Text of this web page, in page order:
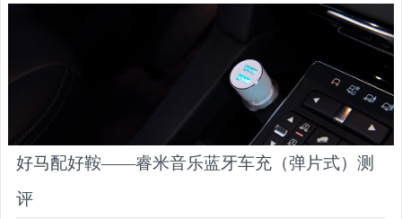
好马配好鞍——睿米音乐蓝牙车充（弹片式）测
评